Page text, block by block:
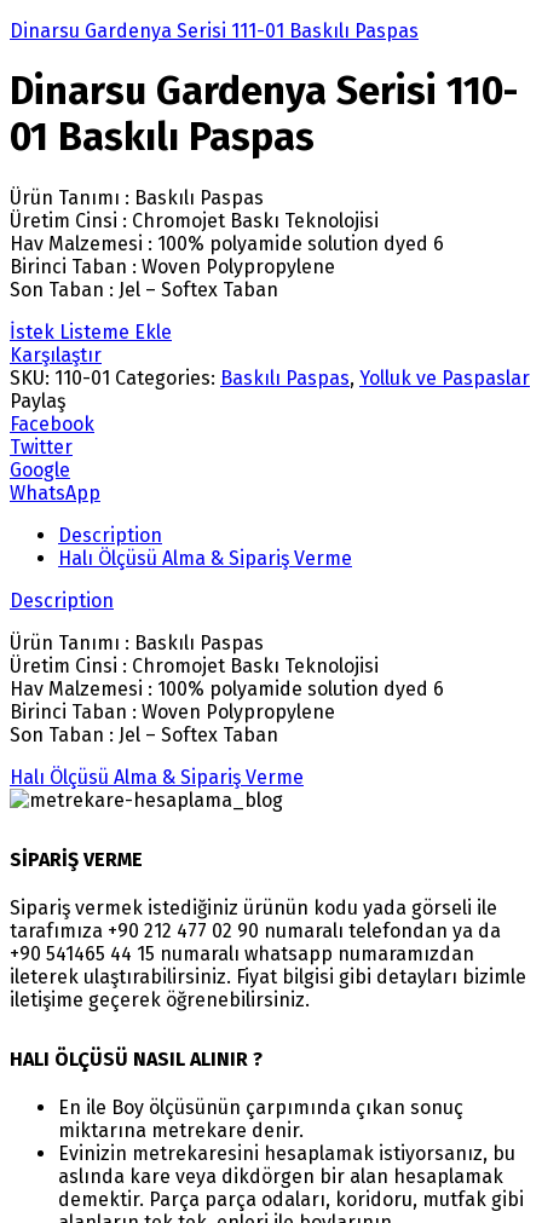
Dinarsu Gardenya Serisi 111-01 Baskılı Paspas
Dinarsu Gardenya Serisi 110-
01 Baskılı Paspas
Ürün Tanımı : Baskılı Paspas
Üretim Cinsi : Chromojet Baskı Teknolojisi
Hav Malzemesi : 100% polyamide solution dyed 6
Birinci Taban : Woven Polypropylene
Son Taban : Jel – Softex Taban
İstek Listeme Ekle
Karşılaştır
SKU: 110-01 Categories: Baskılı Paspas, Yolluk ve Paspaslar
Paylaş
Facebook
Twitter
Google
WhatsApp
Description
Halı Ölçüsü Alma & Sipariş Verme
Description
Ürün Tanımı : Baskılı Paspas
Üretim Cinsi : Chromojet Baskı Teknolojisi
Hav Malzemesi : 100% polyamide solution dyed 6
Birinci Taban : Woven Polypropylene
Son Taban : Jel – Softex Taban
Halı Ölçüsü Alma & Sipariş Verme
SİPARİŞ VERME
Sipariş vermek istediğiniz ürünün kodu yada görseli ile
tarafımıza +90 212 477 02 90 numaralı telefondan ya da
+90 541465 44 15 numaralı whatsapp numaramızdan
ileterek ulaştırabilirsiniz. Fiyat bilgisi gibi detayları bizimle
iletişime geçerek öğrenebilirsiniz.
HALI ÖLÇÜSÜ NASIL ALINIR ?
En ile Boy ölçüsünün çarpımında çıkan sonuç
miktarına metrekare denir.
Evinizin metrekaresini hesaplamak istiyorsanız, bu
aslında kare veya dikdörgen bir alan hesaplamak
demektir. Parça parça odaları, koridoru, mutfak gibi